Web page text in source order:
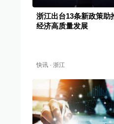
浙江出台13条新政策助
经济高质量发展
快讯 · 浙江